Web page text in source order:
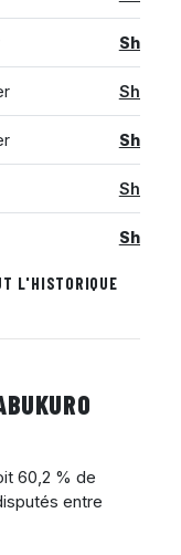
Sho
Sho
Sho
Sho
Sho
L'HISTORIQUE
60,2 % de
entre